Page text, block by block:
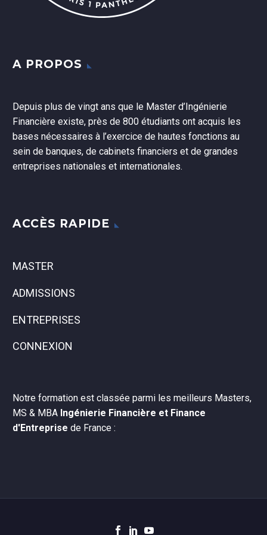
A PROPOS
Depuis plus de vingt ans que le Master d’Ingénierie
Financière existe, près de 800 étudiants ont acquis les
bases nécessaires à l’exercice de hautes fonctions au
sein de banques, de cabinets financiers et de grandes
entreprises nationales et internationales.
ACCÈS RAPIDE
MASTER
ADMISSIONS
ENTREPRISES
CONNEXION
Notre formation est classée parmi les meilleurs Masters,
MS & MBA Ingénierie Financière et Finance
d'Entreprise de France :